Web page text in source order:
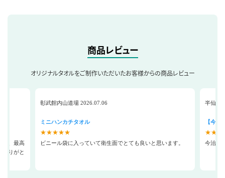
商品レビュー
オリジナルタオルをご制作いただいたお客様からの商品レビュー
れ、最高
ありがと
彰武館内山道場 2026.07.06
ミニハンカチタオル
★★★★★
ビニール袋に入っていて衛生面でとても良いと思います。
半仙
【今
今治タ